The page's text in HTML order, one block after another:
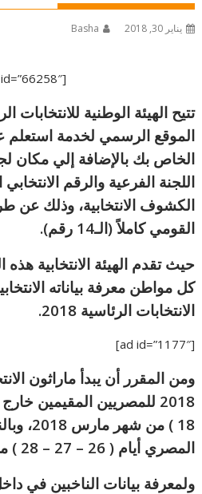
يناير 30, 2018 Basha
[ad id=”66258″]
الموقع الرسمي لخدمة استعلم
الخاص بك بالإضافة إلي مكان
اللجنة الفرعية والرقم
الكشوف الانتخابية، وذلك عن
القومي كاملاً (الـ14 رقم).
حيث تقدم الهيئة الانتخابية
كل مواطن معرفة بياناته
الانتخابات الرئاسية 2018.
[ad id=”1177″]
ومن المقرر أن يبدأ ماراثون
18 ) من
المصري أيام ( 26 – 27 – 28 ) من نفس الشهر.
ولمعرفة بيانات الناخبين في